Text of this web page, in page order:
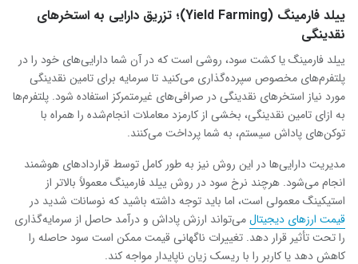
ییلد فارمینگ (Yield Farming)؛ تزریق دارایی به استخرهای
نقدینگی
ییلد فارمینگ یا کشت سود، روشی است که در آن شما دارایی‌های خود را در
پلتفرم‌های مخصوص سپرده‌گذاری می‌کنید تا سرمایه برای تامین نقدینگی
مورد نیاز استخرهای نقدینگی در صرافی‌های غیرمتمرکز استفاده شود. پلتفرم‌ها
به ازای تامین نقدینگی، بخشی از کارمزد معاملات انجام‌شده را همراه با
توکن‌های پاداش سیستم، به شما پرداخت می‌کنند.
مدیریت دارایی‌ها در این روش نیز به طور کامل توسط قراردادهای هوشمند
انجام می‌شود. هرچند نرخ سود در روش ییلد فارمینگ معمولاً بالاتر از
استیکینگ معمولی است، اما باید توجه داشته باشید که نوسانات شدید در
قیمت ارزهای دیجیتالمی‌تواند ارزش پاداش و درآمد حاصل از سرمایه‌گذاری
را تحت تأثیر قرار دهد. تغییرات ناگهانی قیمت ممکن است سود حاصله را
کاهش دهد یا کاربر را با ریسک زیان ناپایدار مواجه کند.